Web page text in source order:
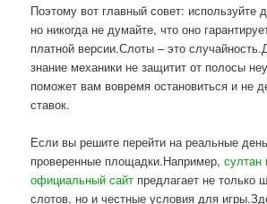
Поэтому вот главный совет: используйте
но никогда не думайте, что оно
платной версии.Слоты – это
знание механики не защитит от полосы
поможет вам вовремя остановиться и не
ставок.
Если вы решите перейти на реальные
проверенные площадки.Например,султан
официальный сайт предлагает не только
слотов, но и честные условия для